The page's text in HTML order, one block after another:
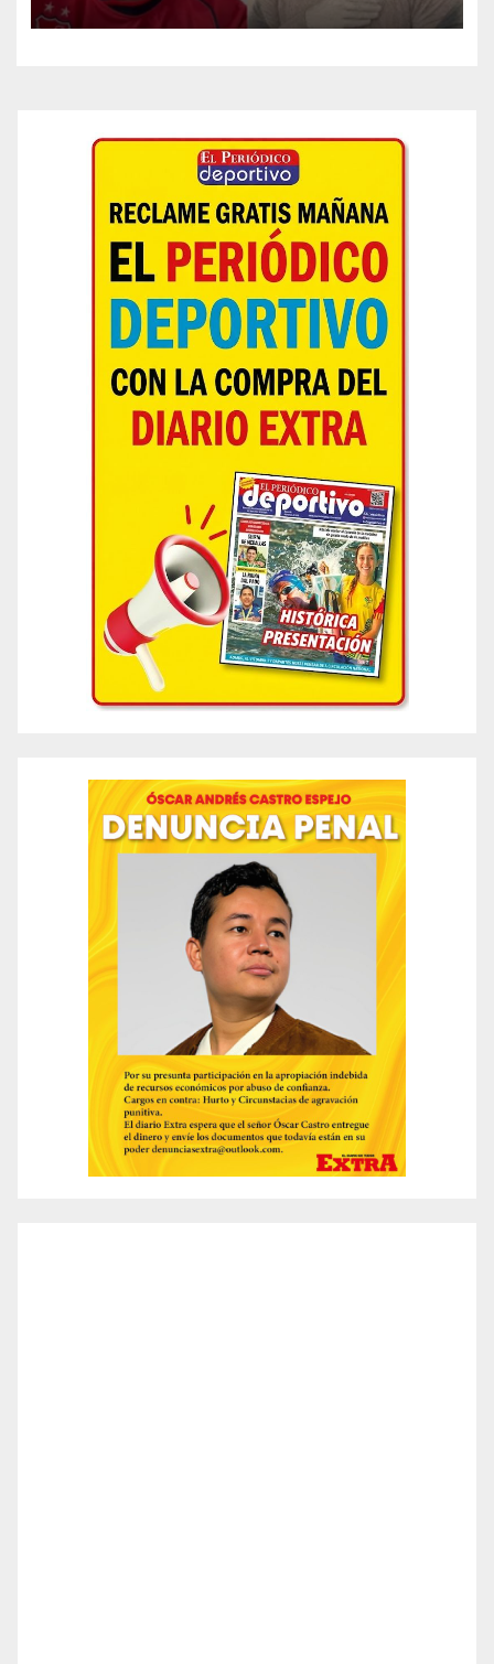
el segundo semestre